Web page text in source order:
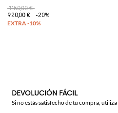
1150,00 €
920,00 €
-20%
DEVOLUCIÓN FÁCIL
Si no estás satisfecho de tu compra,